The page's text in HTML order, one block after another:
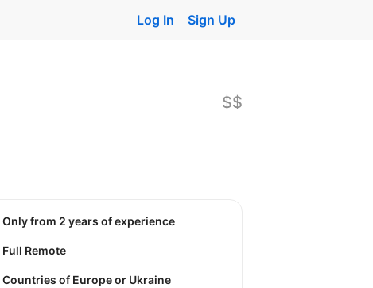
Log In Sign Up
$$
Only from 2 years of experience
Full Remote
Countries of Europe or Ukraine